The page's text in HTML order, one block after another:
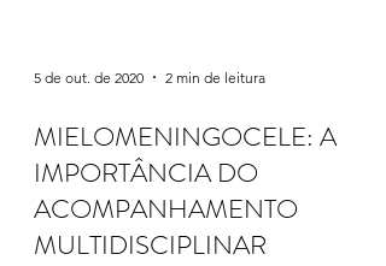
5 de out. de 2020 2 min de leitura
MIELOMENINGOCELE: A
IMPORTÂNCIA DO